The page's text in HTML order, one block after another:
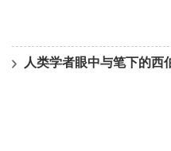
人类学者眼中与笔下的西